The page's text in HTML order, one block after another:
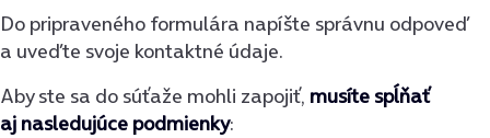
Do pripraveného formulára napíšte správnu odpoveď
a uveďte svoje kontaktné údaje.
Aby ste sa do súťaže mohli zapojiť, musíte spĺňať
aj nasledujúce podmienky: